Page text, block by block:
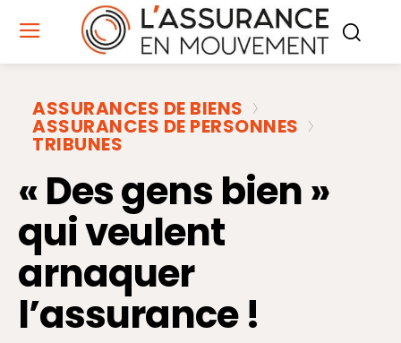
ASSURANCES DE BIENS
ASSURANCES DE PERSONNES
TRIBUNES
« Des gens bien »
qui veulent
arnaquer
l’assurance !